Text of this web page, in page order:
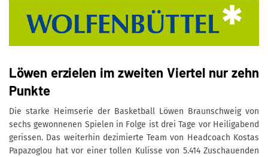
Löwen erzielen im zweiten Viertel nur zehn
Punkte
Die starke Heimserie der Basketball Löwen Braunschweig von
sechs gewonnenen Spielen in Folge ist drei Tage vor Heiligabend
gerissen. Das weiterhin dezimierte Team von Headcoach Kostas
Papazoglou hat vor einer tollen Kulisse von 5.414 Zuschauenden